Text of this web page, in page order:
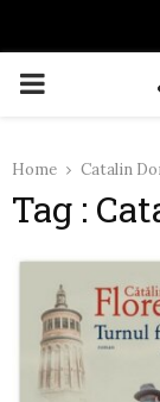
PRIMARY
Home Catalin
Tag :